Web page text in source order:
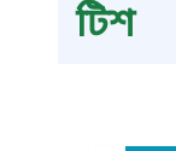
টিশ